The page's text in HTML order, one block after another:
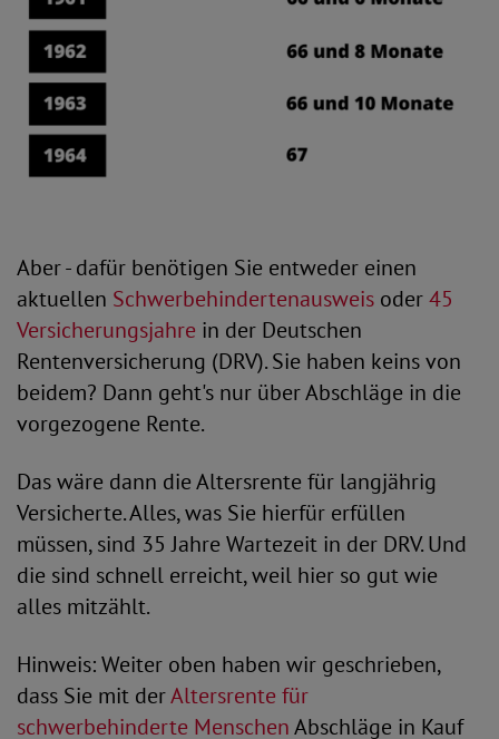
Aber - dafür benötigen Sie entweder einen
aktuellen Schwerbehindertenausweis oder45
Versicherungsjahre in der Deutschen
Rentenversicherung (DRV). Sie haben keins von
beidem? Dann geht's nur über Abschläge in die
vorgezogene Rente.
Das wäre dann die Altersrente für langjährig
Versicherte. Alles, was Sie hierfür erfüllen
müssen, sind 35 Jahre Wartezeit in der DRV. Und
die sind schnell erreicht, weil hier so gut wie
alles mitzählt.
Hinweis: Weiter oben haben wir geschrieben,
dass Sie mit derAltersrente für
schwerbehinderte MenschenAbschläge in Kauf